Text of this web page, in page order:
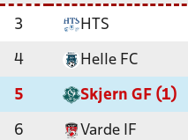
3 HTS
4 Helle FC
5 Skjern GF (1)
6 Varde IF